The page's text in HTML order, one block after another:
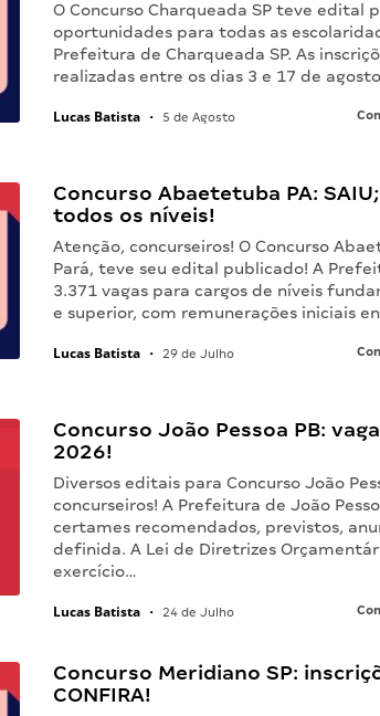
O Concurso Charqueada SP teve edital
oportunidades para todas as
Prefeitura de Charqueada SP. As
realizadas entre os dias 3 e 17 de
Lucas Batista • 5 de Agosto
Concurso Abaetetuba PA:
todos os níveis!
Atenção, concurseiros! O Concurso
Pará, teve seu edital publicado! A
3.371 vagas para cargos de níveis
e superior, com remunerações iniciais
Lucas Batista • 29 de Julho
Concurso João Pessoa PB:
2026!
Diversos editais para Concurso João
concurseiros! A Prefeitura de João
certames recomendados, previstos,
definida. A Lei de Diretrizes
exercício…
Lucas Batista • 24 de Julho
Concurso Meridiano SP:
CONFIRA!